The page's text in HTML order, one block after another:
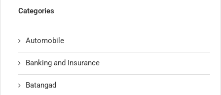
Categories
Automobile
Banking and Insurance
Batangad